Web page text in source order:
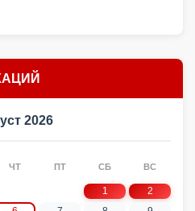
2026
ЧТ ПТ СБ ВС
1
2